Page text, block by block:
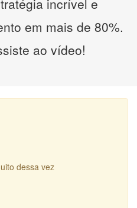
incrível e
em mais de 80%.
ao vídeo!
dessa vez